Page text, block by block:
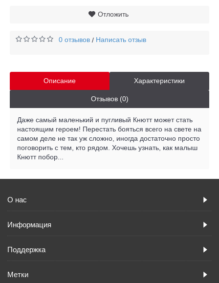
Отложить
0 отзывов / Написать отзыв
Описание Характеристики
Отзывов (0)
Даже самый маленький и пугливый Кнютт может стать
настоящим героем! Перестать бояться всего на свете на
самом деле не так уж сложно, иногда достаточно просто
поговорить с тем, кто рядом. Хочешь узнать, как малыш
Кнютт побор...
О нас
Информация
Поддержка
Метки